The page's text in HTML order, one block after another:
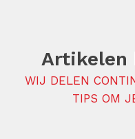
Artikelen
WIJ DELEN
TIPS OM